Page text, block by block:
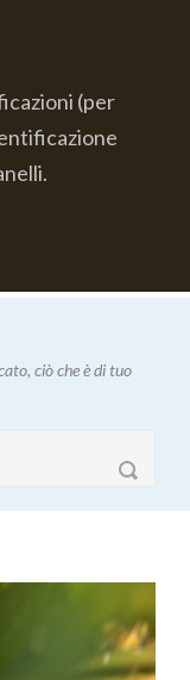
(per
ciò che è di tuo